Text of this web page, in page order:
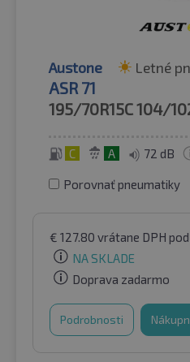
Austone Letné
ASR 71
195/70R15C104/
C A 72 dB
Porovnať pneumatiky
€ 127.80 vrátane DPH
NA SKLADE
Doprava zadarmo
Podrobnosti